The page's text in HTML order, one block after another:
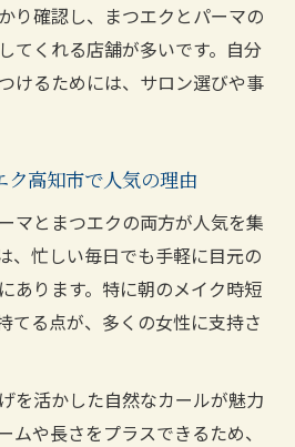
り確認し、まつエクとパーマの
てくれる店舗が多いです。自分
けるためには、サロン選びや事
ク高知市で人気の理由
マとまつエクの両方が人気を集
、忙しい毎日でも手軽に目元の
あります。特に朝のメイク時短
てる点が、多くの女性に支持さ
を活かした自然なカールが魅力
ムや長さをプラスできるため、